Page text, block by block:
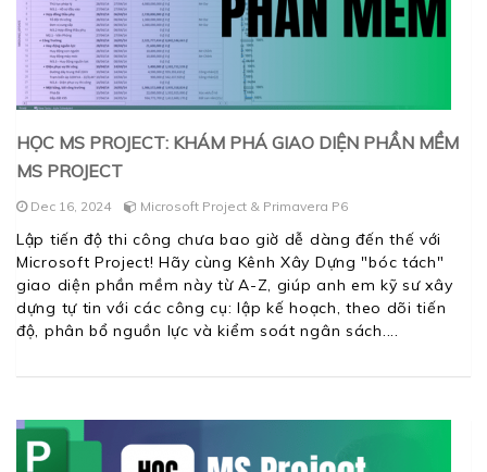
HỌC MS PROJECT: KHÁM PHÁ GIAO DIỆN PHẦN MỀM
MS PROJECT
Dec 16, 2024 Microsoft Project & Primavera P6
Lập tiến độ thi công chưa bao giờ dễ dàng đến thế với
Microsoft Project! Hãy cùng Kênh Xây Dựng "bóc tách"
giao diện phần mềm này từ A-Z, giúp anh em kỹ sư xây
dựng tự tin với các công cụ: lập kế hoạch, theo dõi tiến
độ, phân bổ nguồn lực và kiểm soát ngân sách.